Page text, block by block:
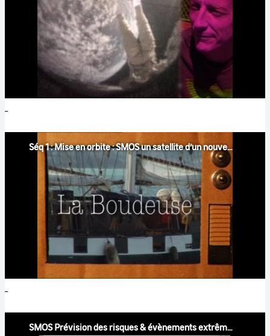
Séq 1 : Mise en orbite : SMOS un satellite d’un nouveau genre
SMOS Prévision des risques & évènements extrêmes